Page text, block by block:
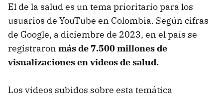
El de la salud es un tema prioritario para los
usuarios de YouTube en Colombia. Según cifras
de Google, a diciembre de 2023, en el país se
registraron más de 7.500 millones de
visualizaciones en videos de salud.
Los videos subidos sobre esta temática